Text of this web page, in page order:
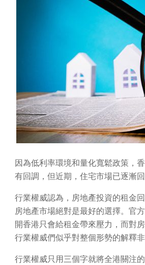
因為低利率環境和量化寬鬆政策，
有回調，但近期，住宅市場已逐漸
行業權威認為，房地產投資的租金
房地產市場絕對是最好的選擇。官
開香港只會給租金帶來壓力，而對
行業權威們似乎對整個形勢的解釋非
行業權威只用三個字就將全港關注